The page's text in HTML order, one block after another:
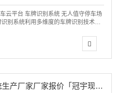
云平台 车牌识别系统 无人值守停车场
别系统利用多维度的车牌识别技术和
开封小区车辆识别系统生产厂家厂家报价「冠宇现代」